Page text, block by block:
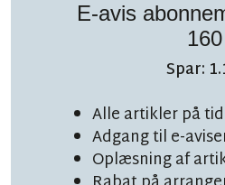
E-avis
Spar:
Alle artikler på
Adgang til e-
Oplæsning af
LÆSETID 6 MIN.